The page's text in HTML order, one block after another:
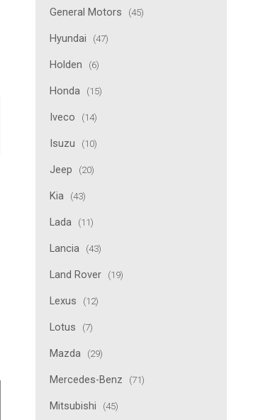
General Motors (45)
Hyundai (47)
Holden (6)
Honda (15)
Iveco (14)
Isuzu (10)
Jeep (20)
Kia (43)
Lada (11)
Lancia (43)
Land Rover (19)
Lexus (12)
Lotus (7)
Mazda (29)
Mercedes-Benz (71)
Mitsubishi (45)